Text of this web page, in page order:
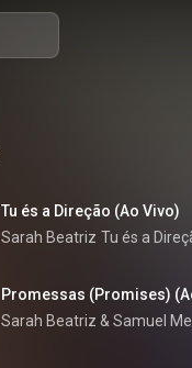
Tu és a Direção (Ao Vivo)
Sarah Beatriz Tu és a
Promessas (Promises)
Sarah Beatriz &